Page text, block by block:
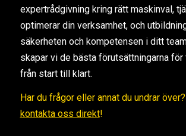
expertrådgivning kring rätt maskinval,
optimerar din verksamhet, och
säkerheten och kompetensen i ditt
skapar vi de bästa förutsättningarna för
från start till klart.
Har du frågor eller annat du undrar
kontakta oss direkt!